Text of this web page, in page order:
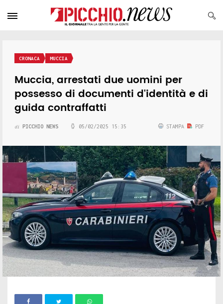
CRONACA MUCCIA
Muccia, arrestati due uomini per
possesso di documenti d'identità e di
guida contraffatti
di PICCHIO NEWS 05/02/2025 15:35 STAMPA PDF